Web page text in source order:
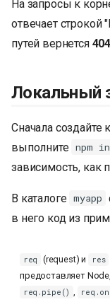
На запросы к
отвечает строкой
путей вернется
Локальный
Сначала создайте
выполните npm
зависимость, как
В каталоге myapp
в него код из
req (request) и res
предоставляет
req.pipe() ,